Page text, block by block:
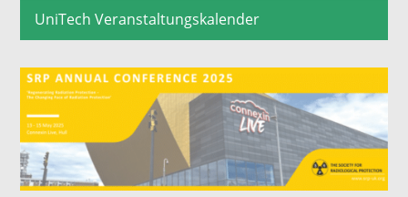
UniTech Veranstaltungskalender